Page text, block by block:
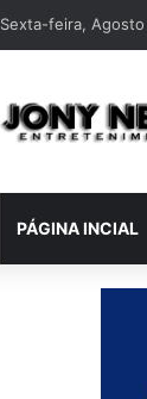
Sexta-feira,
PÁGINA INCIAL